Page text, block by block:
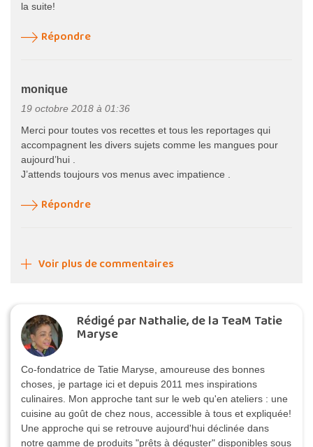
la suite!
Répondre
monique
19 octobre 2018 à 01:36
Merci pour toutes vos recettes et tous les reportages qui
accompagnent les divers sujets comme les mangues pour
aujourd’hui .
J’attends toujours vos menus avec impatience .
Répondre
Voir plus de commentaires
Rédigé par Nathalie, de la TeaM Tatie
Maryse
Co-fondatrice de Tatie Maryse, amoureuse des bonnes
choses, je partage ici et depuis 2011 mes inspirations
culinaires. Mon approche tant sur le web qu'en ateliers : une
cuisine au goût de chez nous, accessible à tous et expliquée!
Une approche qui se retrouve aujourd'hui déclinée dans
notre gamme de produits "prêts à déguster" disponibles sous